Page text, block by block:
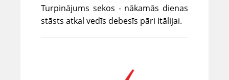
Turpinājums sekos - nākamās dienas
stāsts atkal vedīs debesīs pāri Itālijai.